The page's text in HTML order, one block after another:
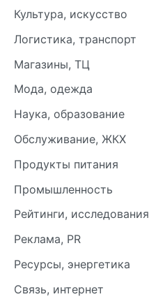
Культура, искусство
Логистика, транспорт
Магазины, ТЦ
Мода, одежда
Наука, образование
Обслуживание, ЖКХ
Продукты питания
Промышленность
Рейтинги, исследования
Реклама, PR
Ресурсы, энергетика
Связь, интернет